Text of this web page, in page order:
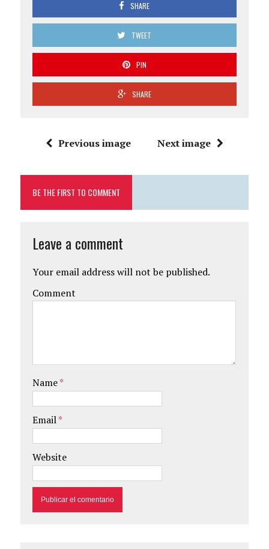
SHARE
TWEET
PIN
SHARE
Previous image Next image
BE THE FIRST TO COMMENT
Leave a comment
Your email address will not be published.
Comment
Name*
Email*
Website